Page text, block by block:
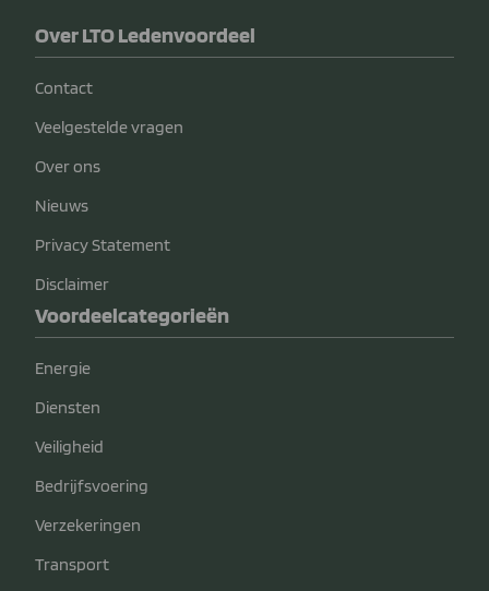
Over LTO Ledenvoordeel
Contact
Veelgestelde vragen
Over ons
Nieuws
Privacy Statement
Disclaimer
Voordeelcategorieën
Energie
Diensten
Veiligheid
Bedrijfsvoering
Verzekeringen
Transport